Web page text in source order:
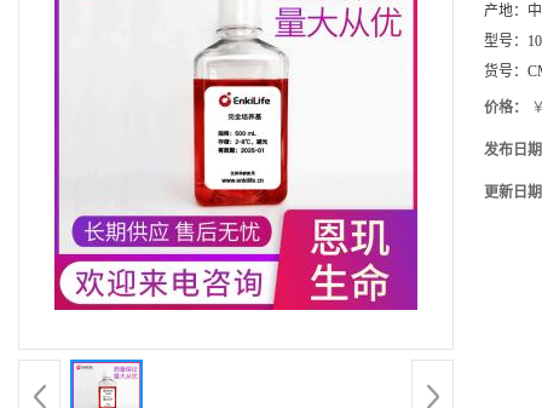
产地：
型号：
货号：
价格：
发布日
更新日